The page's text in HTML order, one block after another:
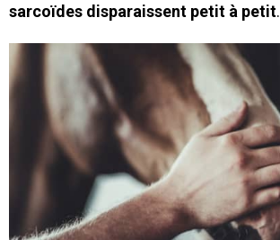
sarcoïdes disparaissent petit à petit.